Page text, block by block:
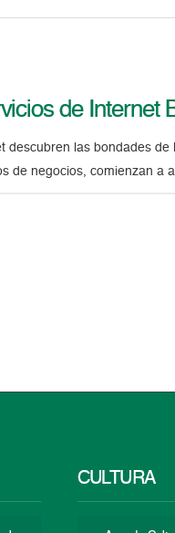
de Internet
descubren las bondades de
de negocios, comienzan a
CULTURA